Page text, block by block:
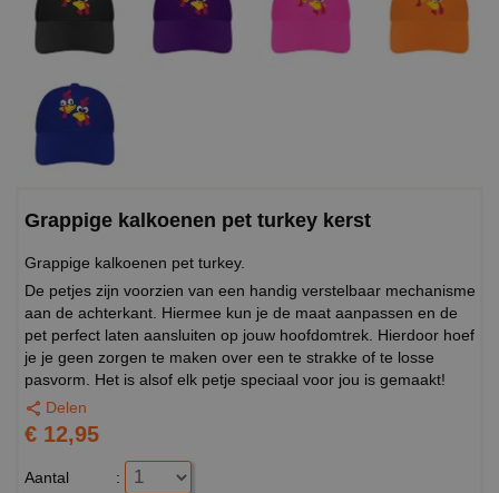
Grappige kalkoenen pet turkey kerst
Grappige kalkoenen pet turkey.
De petjes zijn voorzien van een handig verstelbaar mechanisme
aan de achterkant. Hiermee kun je de maat aanpassen en de
pet perfect laten aansluiten op jouw hoofdomtrek. Hierdoor hoef
je je geen zorgen te maken over een te strakke of te losse
pasvorm. Het is alsof elk petje speciaal voor jou is gemaakt!
Delen
€ 12,95
Aantal :